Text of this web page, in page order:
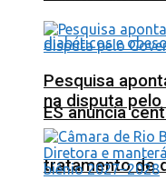
ES anuncia
tratamento de
Pesquisa
na disputa